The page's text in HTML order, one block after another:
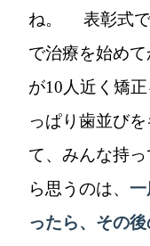
ね。 表彰式で
で治療を始め
が10人近く矯
っぱり歯並び
て、みんな持
ら思うのは、 一
ったら、その